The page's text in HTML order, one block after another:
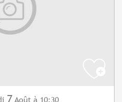
7 Août à 10:30